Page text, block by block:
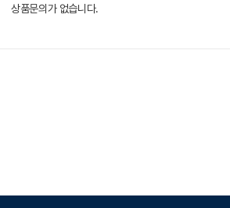
상품문의가 없습니다.